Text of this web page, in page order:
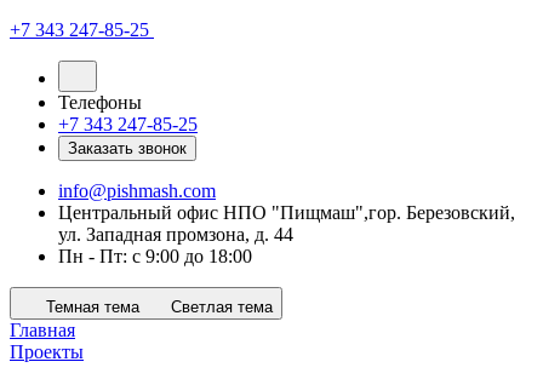
+7 343 247-85-25
Телефоны
+7 343 247-85-25
Заказать звонок
info@pishmash.com
Центральный офис НПО "Пищмаш",гор. Березовский,
ул. Западная промзона, д. 44
Пн - Пт: с 9:00 до 18:00
Темная тема Светлая тема
Главная
Проекты